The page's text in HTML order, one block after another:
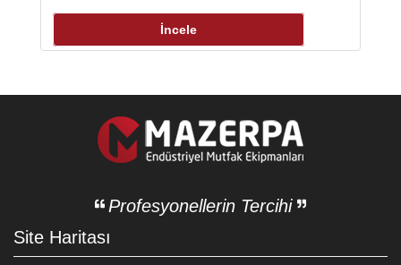
İncele
Profesyonellerin Tercihi
Site Haritası